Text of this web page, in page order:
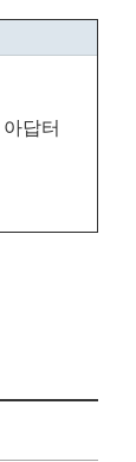
아답터